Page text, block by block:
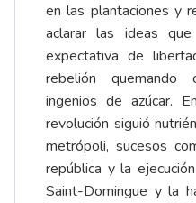
en las plantaciones y
aclarar las ideas
expectativa de
rebelión quemando
ingenios de azúcar.
revolución siguió
metrópoli, sucesos
república y la
Saint-Domingue y la